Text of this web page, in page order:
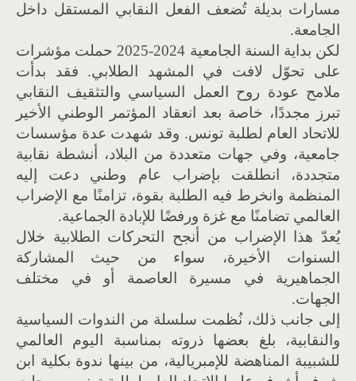
مسارات بديلة تُضعف الفعل النقابي المستقل داخل
الجامعة.
لكن بداية السنة الجامعية 2024-2025 حملت مؤشرات
على تحوّل لافت في المشهد الطلابي. فقد بدأت
ملامح عودة روح العمل السياسي والتثقيف النقابي
تبرز مجددًا، خاصة بعد انعقاد المؤتمر الوطني الأخير
للاتحاد العام لطلبة تونس. وقد شهدت عدة مؤسسات
جامعية، وفي جهات متعددة من البلاد، أنشطة نقابية
متجددة، انطلقت بإضراب عام وطني دعت إليه
المنظمة وانخرط فيه الطلبة بقوة، تزامنًا مع الإضراب
العالمي تضامنًا مع غزة ورفضًا للإبادة الجماعية.
يُعدّ هذا الإضراب من أنجح التحركات الطلابية خلال
السنوات الأخيرة، سواء من حيث المشاركة
الجماهيرية في مسيرة العاصمة أو في مختلف
الجهات.
إلى جانب ذلك، نُظمت سلسلة من الندوات السياسية
والنقابية، بلغ بعضها ذروته بمناسبة اليوم العالمي
للشبيبة المناهضة للإمبريالية، من بينها ندوة بكلية ابن